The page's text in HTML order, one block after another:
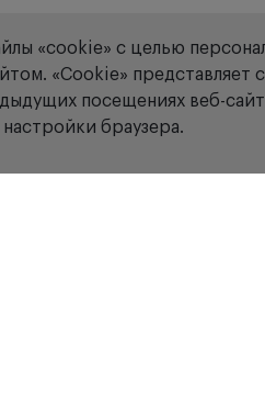
«cookie» с целью
«Сookie»
посещениях веб-
браузера.